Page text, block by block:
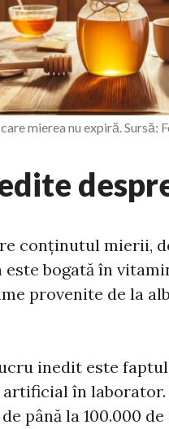
mierea nu expiră. Sursă:
conținutul mierii,
este bogată în
provenite de la
inedit este
în
până la 100.000